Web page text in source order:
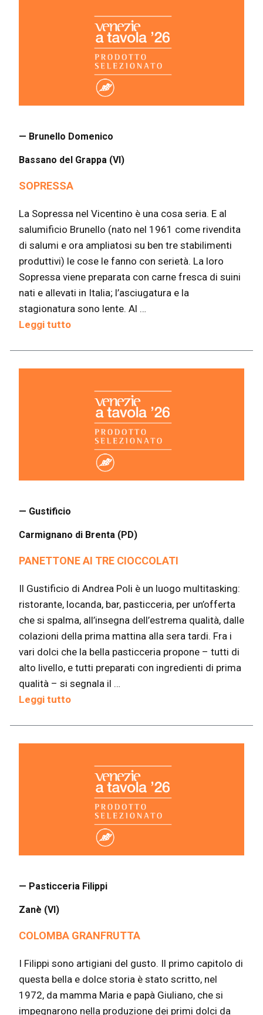
— Brunello Domenico
Bassano del Grappa (VI)
SOPRESSA
La Sopressa nel Vicentino è una cosa seria. E al
salumificio Brunello (nato nel 1961 come rivendita
di salumi e ora ampliatosi su ben tre stabilimenti
produttivi) le cose le fanno con serietà. La loro
Sopressa viene preparata con carne fresca di suini
nati e allevati in Italia; l’asciugatura e la
stagionatura sono lente. Al …
Leggi tutto
— Gustificio
Carmignano di Brenta (PD)
PANETTONE AI TRE CIOCCOLATI
Il Gustificio di Andrea Poli è un luogo multitasking:
ristorante, locanda, bar, pasticceria, per un’offerta
che si spalma, all’insegna dell’estrema qualità, dalle
colazioni della prima mattina alla sera tardi. Fra i
vari dolci che la bella pasticceria propone – tutti di
alto livello, e tutti preparati con ingredienti di prima
qualità – si segnala il …
Leggi tutto
— Pasticceria Filippi
Zanè (VI)
COLOMBA GRANFRUTTA
I Filippi sono artigiani del gusto. Il primo capitolo di
questa bella e dolce storia è stato scritto, nel
1972, da mamma Maria e papà Giuliano, che si
impegnarono nella produzione dei primi dolci da